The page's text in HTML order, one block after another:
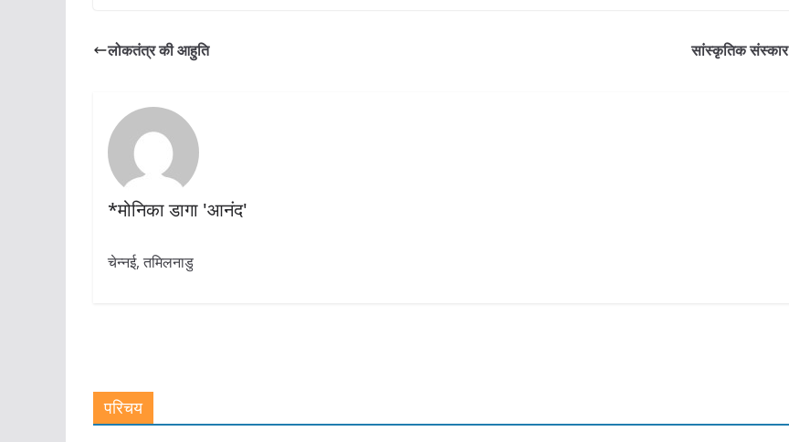
लोकतंत्र की आहुति सांस्कृतिक संस्कार
*मोनिका डागा 'आनंद'
चेन्नई, तमिलनाडु
परिचय